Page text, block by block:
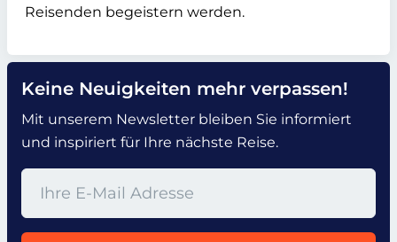
Reisenden begeistern werden.
Keine Neuigkeiten mehr verpassen!
Mit unserem Newsletter bleiben Sie informiert
und inspiriert für Ihre nächste Reise.